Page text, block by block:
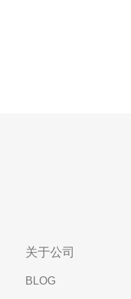
关于公司
BLOG